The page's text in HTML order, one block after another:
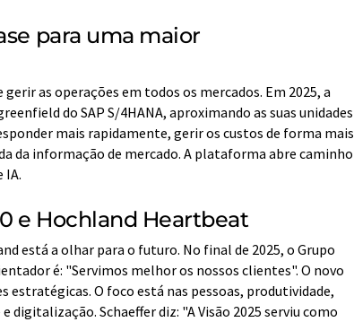
para uma maior
as operações em todos os mercados. Em 2025, a
do SAP S/4HANA, aproximando as suas unidades
mais rapidamente, gerir os custos de forma mais
da informação de mercado. A plataforma abre caminho
IA.
e Hochland Heartbeat
está a olhar para o futuro. No final de 2025, o Grupo
é: "Servimos melhor os nossos clientes". O novo
estratégicas. O foco está nas pessoas, produtividade,
Schaeffer diz: "A Visão 2025 serviu como